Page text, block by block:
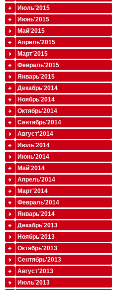
Июль'2015
Июнь'2015
Май'2015
Апрель'2015
Март'2015
Февраль'2015
Январь'2015
Декабрь'2014
Ноябрь'2014
Октябрь'2014
Сентябрь'2014
Август'2014
Июль'2014
Июнь'2014
Май'2014
Апрель'2014
Март'2014
Февраль'2014
Январь'2014
Декабрь'2013
Ноябрь'2013
Октябрь'2013
Сентябрь'2013
Август'2013
Июль'2013